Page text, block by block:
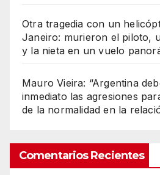
Otra tragedia con un
Janeiro: murieron el piloto,
y la nieta en un vuelo
Mauro Vieira: “Argentina
inmediato las agresiones
de la normalidad en la
Comentarios Recientes